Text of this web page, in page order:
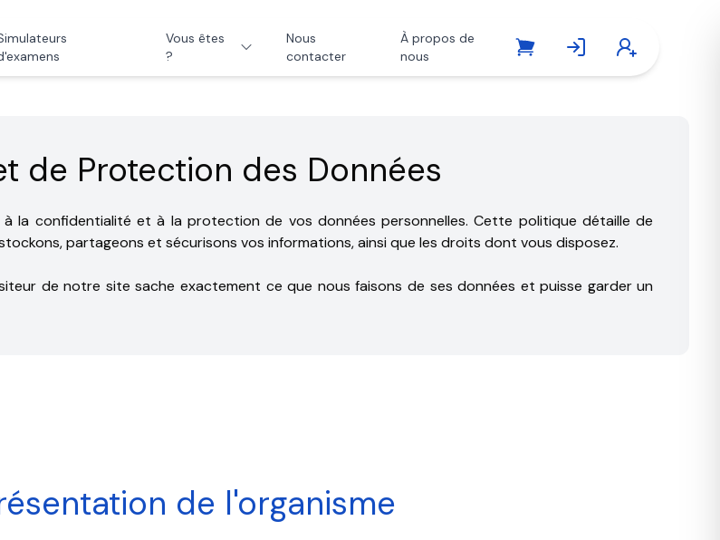
Vous êtes
?
Nous
contacter
À propos de
nous
de Protection des Données
la confidentialité et à la protection de vos données personnelles. Cette politique détaille de
partageons et sécurisons vos informations, ainsi que les droits dont vous disposez.
de notre site sache exactement ce que nous faisons de ses données et puisse garder un
de l'organisme